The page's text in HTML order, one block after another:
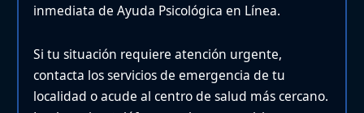
inmediata de Ayuda Psicológica en Línea.
Si tu situación requiere atención urgente,
contacta los servicios de emergencia de tu
localidad o acude al centro de salud más cercano.